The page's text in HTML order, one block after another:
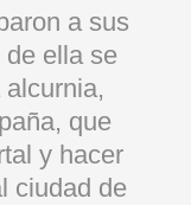
a sus
de ella se
que
y hacer
ciudad de